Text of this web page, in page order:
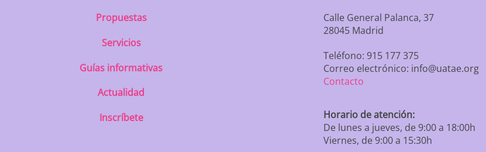
Propuestas
Servicios
Guías informativas
Actualidad
Inscríbete
Calle General Palanca, 37
28045 Madrid
Teléfono: 915 177 375
Correo electrónico: info@uatae.org
Contacto
Horario de atención:
De lunes a jueves, de 9:00 a 18:00h
Viernes, de 9:00 a 15:30h